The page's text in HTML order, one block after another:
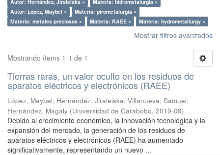
Autor: Hernández, Jiraleiska ×
Materia: hidrometalurgia ×
Autor: López, Maybel ×
Materia: pirometalurgia ×
Materia: metales preciosos ×
Materia: RAEE × Materia: hydrometallurgy ×
Mostrar filtros avanzados
Mostrando ítems 1-1 de 1
Tierras raras, un valor oculto en los residuos de
aparatos eléctricos y electrónicos (RAEE)
López, Maybel; Hernández, Jiraleiska; Villanueva, Samuel;
Hernández, Magaly (Universidad de Carabobo, 2019-08)
Debido al crecimiento económico, la innovación tecnológica y la
expansión del mercado, la generación de los residuos de
aparatos eléctricos y electrónicos (RAEE) ha aumentado
significativamente, representando un nuevo ...